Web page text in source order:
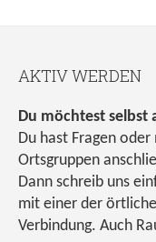
AKTIV WERDEN
Du möchtest selbst
Du hast Fragen
Ortsgruppen
Dann schreib uns
mit einer der
Verbindung. Auch